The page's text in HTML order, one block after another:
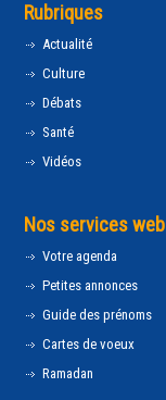
Rubriques
Actualité
Culture
Débats
Santé
Vidéos
Nos services web
Votre agenda
Petites annonces
Guide des prénoms
Cartes de voeux
Ramadan